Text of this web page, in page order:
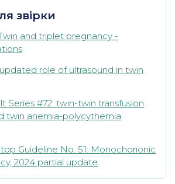
звірки
and triplet pregnancy -
role of ultrasound in twin
Series #72: twin-twin transfusion
twin anemia-polycythemia
top Guideline No. 51: Monochorionic
2024 partial update